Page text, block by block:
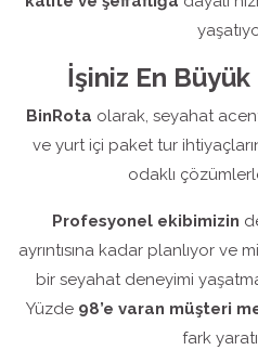
İşiniz En Büyük
BinRota olarak, seyahat
ve yurt içi paket tur
odaklı
Profesyonel ekibimizin
ayrıntısına kadar planlıyor ve
bir seyahat deneyimi
Yüzde 98’e varan müşteri
fark